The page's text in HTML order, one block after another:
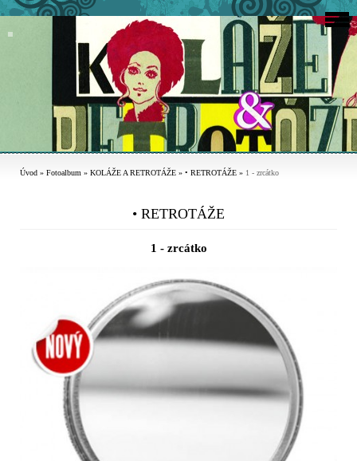
Úvod » Fotoalbum » KOLÁŽE A RETROTÁŽE » • RETROTÁŽE » 1 - zrcátko
• RETROTÁŽE
1 - zrcátko